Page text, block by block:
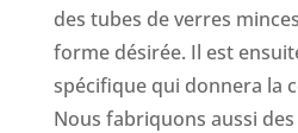
des tubes de verres
forme désirée. Il est
spécifique qui donnera la
Nous fabriquons aussi